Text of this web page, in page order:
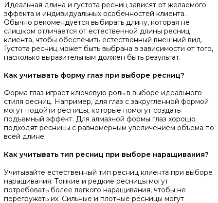
Идеальная длина и густота ресниц зависят от желаемого
эффекта и индивидуальных особенностей клиента.
Обычно рекомендуется выбирать длину, которая не
слишком отличается от естественной длины ресниц
клиента, чтобы обеспечить естественный внешний вид.
Густота ресниц может быть выбрана в зависимости от того,
насколько выразительным должен быть результат.
Как учитывать форму глаз при выборе ресниц?
Форма глаз играет ключевую роль в выборе идеального
стиля ресниц. Например, для глаз с закругленной формой
могут подойти ресницы, которые помогут создать
подъемный эффект. Для алмазной формы глаз хорошо
подходят ресницы с равномерным увеличением объема по
всей длине.
Как учитывать тип ресниц при выборе наращивания?
Учитывайте естественный тип ресниц клиента при выборе
наращивания. Тонкие и редкие ресницы могут
потребовать более легкого наращивания, чтобы не
перегружать их. Сильные и плотные ресницы могут